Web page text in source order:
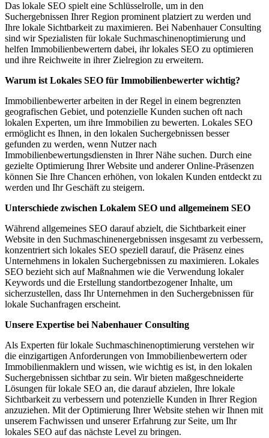
Das lokale SEO spielt eine Schlüsselrolle, um in den
Suchergebnissen Ihrer Region prominent platziert zu werden und
Ihre lokale Sichtbarkeit zu maximieren. Bei Nabenhauer Consulting
sind wir Spezialisten für lokale Suchmaschinenoptimierung und
helfen Immobilienbewertern dabei, ihr lokales SEO zu optimieren
und ihre Reichweite in ihrer Zielregion zu erweitern.
Warum ist Lokales SEO für Immobilienbewerter wichtig?
Immobilienbewerter arbeiten in der Regel in einem begrenzten
geografischen Gebiet, und potenzielle Kunden suchen oft nach
lokalen Experten, um ihre Immobilien zu bewerten. Lokales SEO
ermöglicht es Ihnen, in den lokalen Suchergebnissen besser
gefunden zu werden, wenn Nutzer nach
Immobilienbewertungsdiensten in Ihrer Nähe suchen. Durch eine
gezielte Optimierung Ihrer Website und anderer Online-Präsenzen
können Sie Ihre Chancen erhöhen, von lokalen Kunden entdeckt zu
werden und Ihr Geschäft zu steigern.
Unterschiede zwischen Lokalem SEO und allgemeinem SEO
Während allgemeines SEO darauf abzielt, die Sichtbarkeit einer
Website in den Suchmaschinenergebnissen insgesamt zu verbessern,
konzentriert sich lokales SEO speziell darauf, die Präsenz eines
Unternehmens in lokalen Suchergebnissen zu maximieren. Lokales
SEO bezieht sich auf Maßnahmen wie die Verwendung lokaler
Keywords und die Erstellung standortbezogener Inhalte, um
sicherzustellen, dass Ihr Unternehmen in den Suchergebnissen für
lokale Suchanfragen erscheint.
Unsere Expertise bei Nabenhauer Consulting
Als Experten für lokale Suchmaschinenoptimierung verstehen wir
die einzigartigen Anforderungen von Immobilienbewertern oder
Immobilienmaklern und wissen, wie wichtig es ist, in den lokalen
Suchergebnissen sichtbar zu sein. Wir bieten maßgeschneiderte
Lösungen für lokale SEO an, die darauf abzielen, Ihre lokale
Sichtbarkeit zu verbessern und potenzielle Kunden in Ihrer Region
anzuziehen. Mit der Optimierung Ihrer Website stehen wir Ihnen mit
unserem Fachwissen und unserer Erfahrung zur Seite, um Ihr
lokales SEO auf das nächste Level zu bringen.